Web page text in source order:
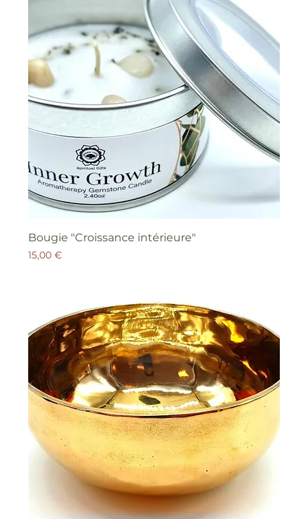
Bougie "Croissance intérieure"
Prix
15,00 €